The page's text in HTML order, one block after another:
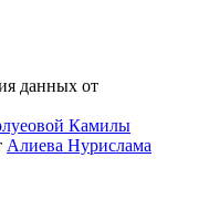
данных от
Камилы
Алиева Нурислама